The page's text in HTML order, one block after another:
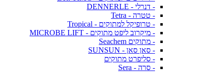
- דנרלי - DENNERLE
- טטרה - Tetra
- טרופיקל למתוקים - Tropical
- מיקרוב ליפט מתוקים - MICROBE LIFT
- מתוקים Seachem
- סאן סאן - SUNSUN
- סליפרט מתוקים
- סרה - Sera